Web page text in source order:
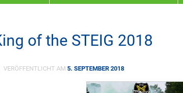
of the STEIG 2018
VERÖFFENTLICHT AM 5. SEPTEMBER 2018